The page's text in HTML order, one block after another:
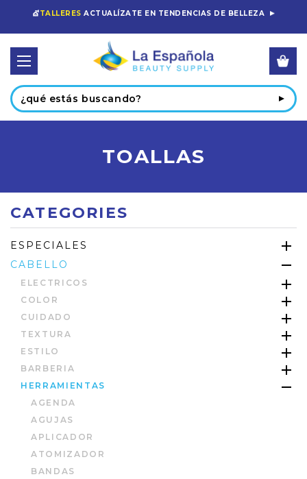
💇TALLERES ACTUALÍZATE EN TENDENCIAS DE BELLEZA
Buscar
TOALLAS
CATEGORIES
ESPECIALES
CABELLO
ELECTRICOS
COLOR
CUIDADO
TEXTURA
ESTILO
BARBERIA
HERRAMIENTAS
AGENDA
AGUJAS
APLICADOR
ATOMIZADOR
BANDAS